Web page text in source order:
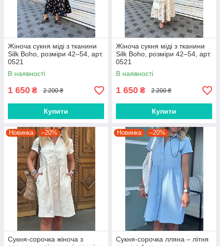
Жіноча сукня міді з тканини
Silk Boho, розміри 42–54, арт.
0521
В наявності
1 650 ₴ 2 200 ₴
Купити
Жіноча сукня міді з тканини
Silk Boho, розміри 42–54, арт.
0521
В наявності
1 650 ₴ 2 200 ₴
Купити
Новинка –20%
Сукня-сорочка жіноча з
Новинка –20%
Сукня-сорочка лляна – літня